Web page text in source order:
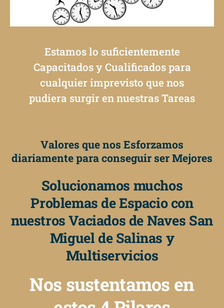
Estamos lo suficientemente
Capacitados y Cualificados para
cualquier imprevisto que nos
pudiera surgir en nuestras Tareas
Valores que nos Esforzamos
diariamente para conseguir ser Mejores
Solucionamos muchos
Problemas de Espacio con
nuestros Vaciados de Naves San
Miguel de Salinas y
Multiservicios
Nos sustentamos en